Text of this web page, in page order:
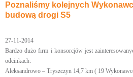
Poznaliśmy kolejnych
budową drogi S5
27-11-2014
Bardzo dużo firm i konsorcjów jest
odcinkach:
Aleksandrowo – Tryszczyn 14,7 km ( 19